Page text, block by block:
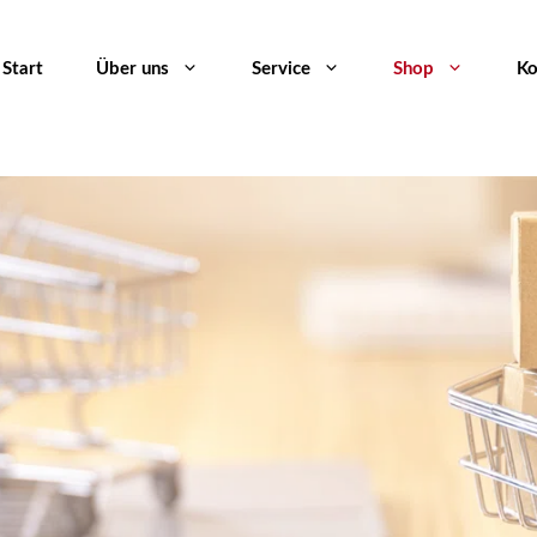
Start Über uns Service Shop